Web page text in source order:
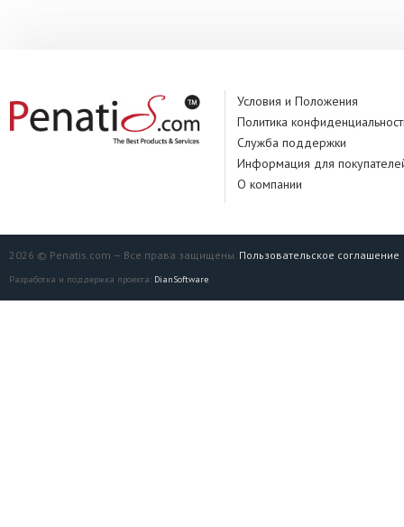
Условия и Положения
Политика
Служба поддержки
Информация для
О компании
2026 © Penatis.com — Все права защищены. Пользовательское соглашение
Разработка и поддержка проекта: DianSoftware